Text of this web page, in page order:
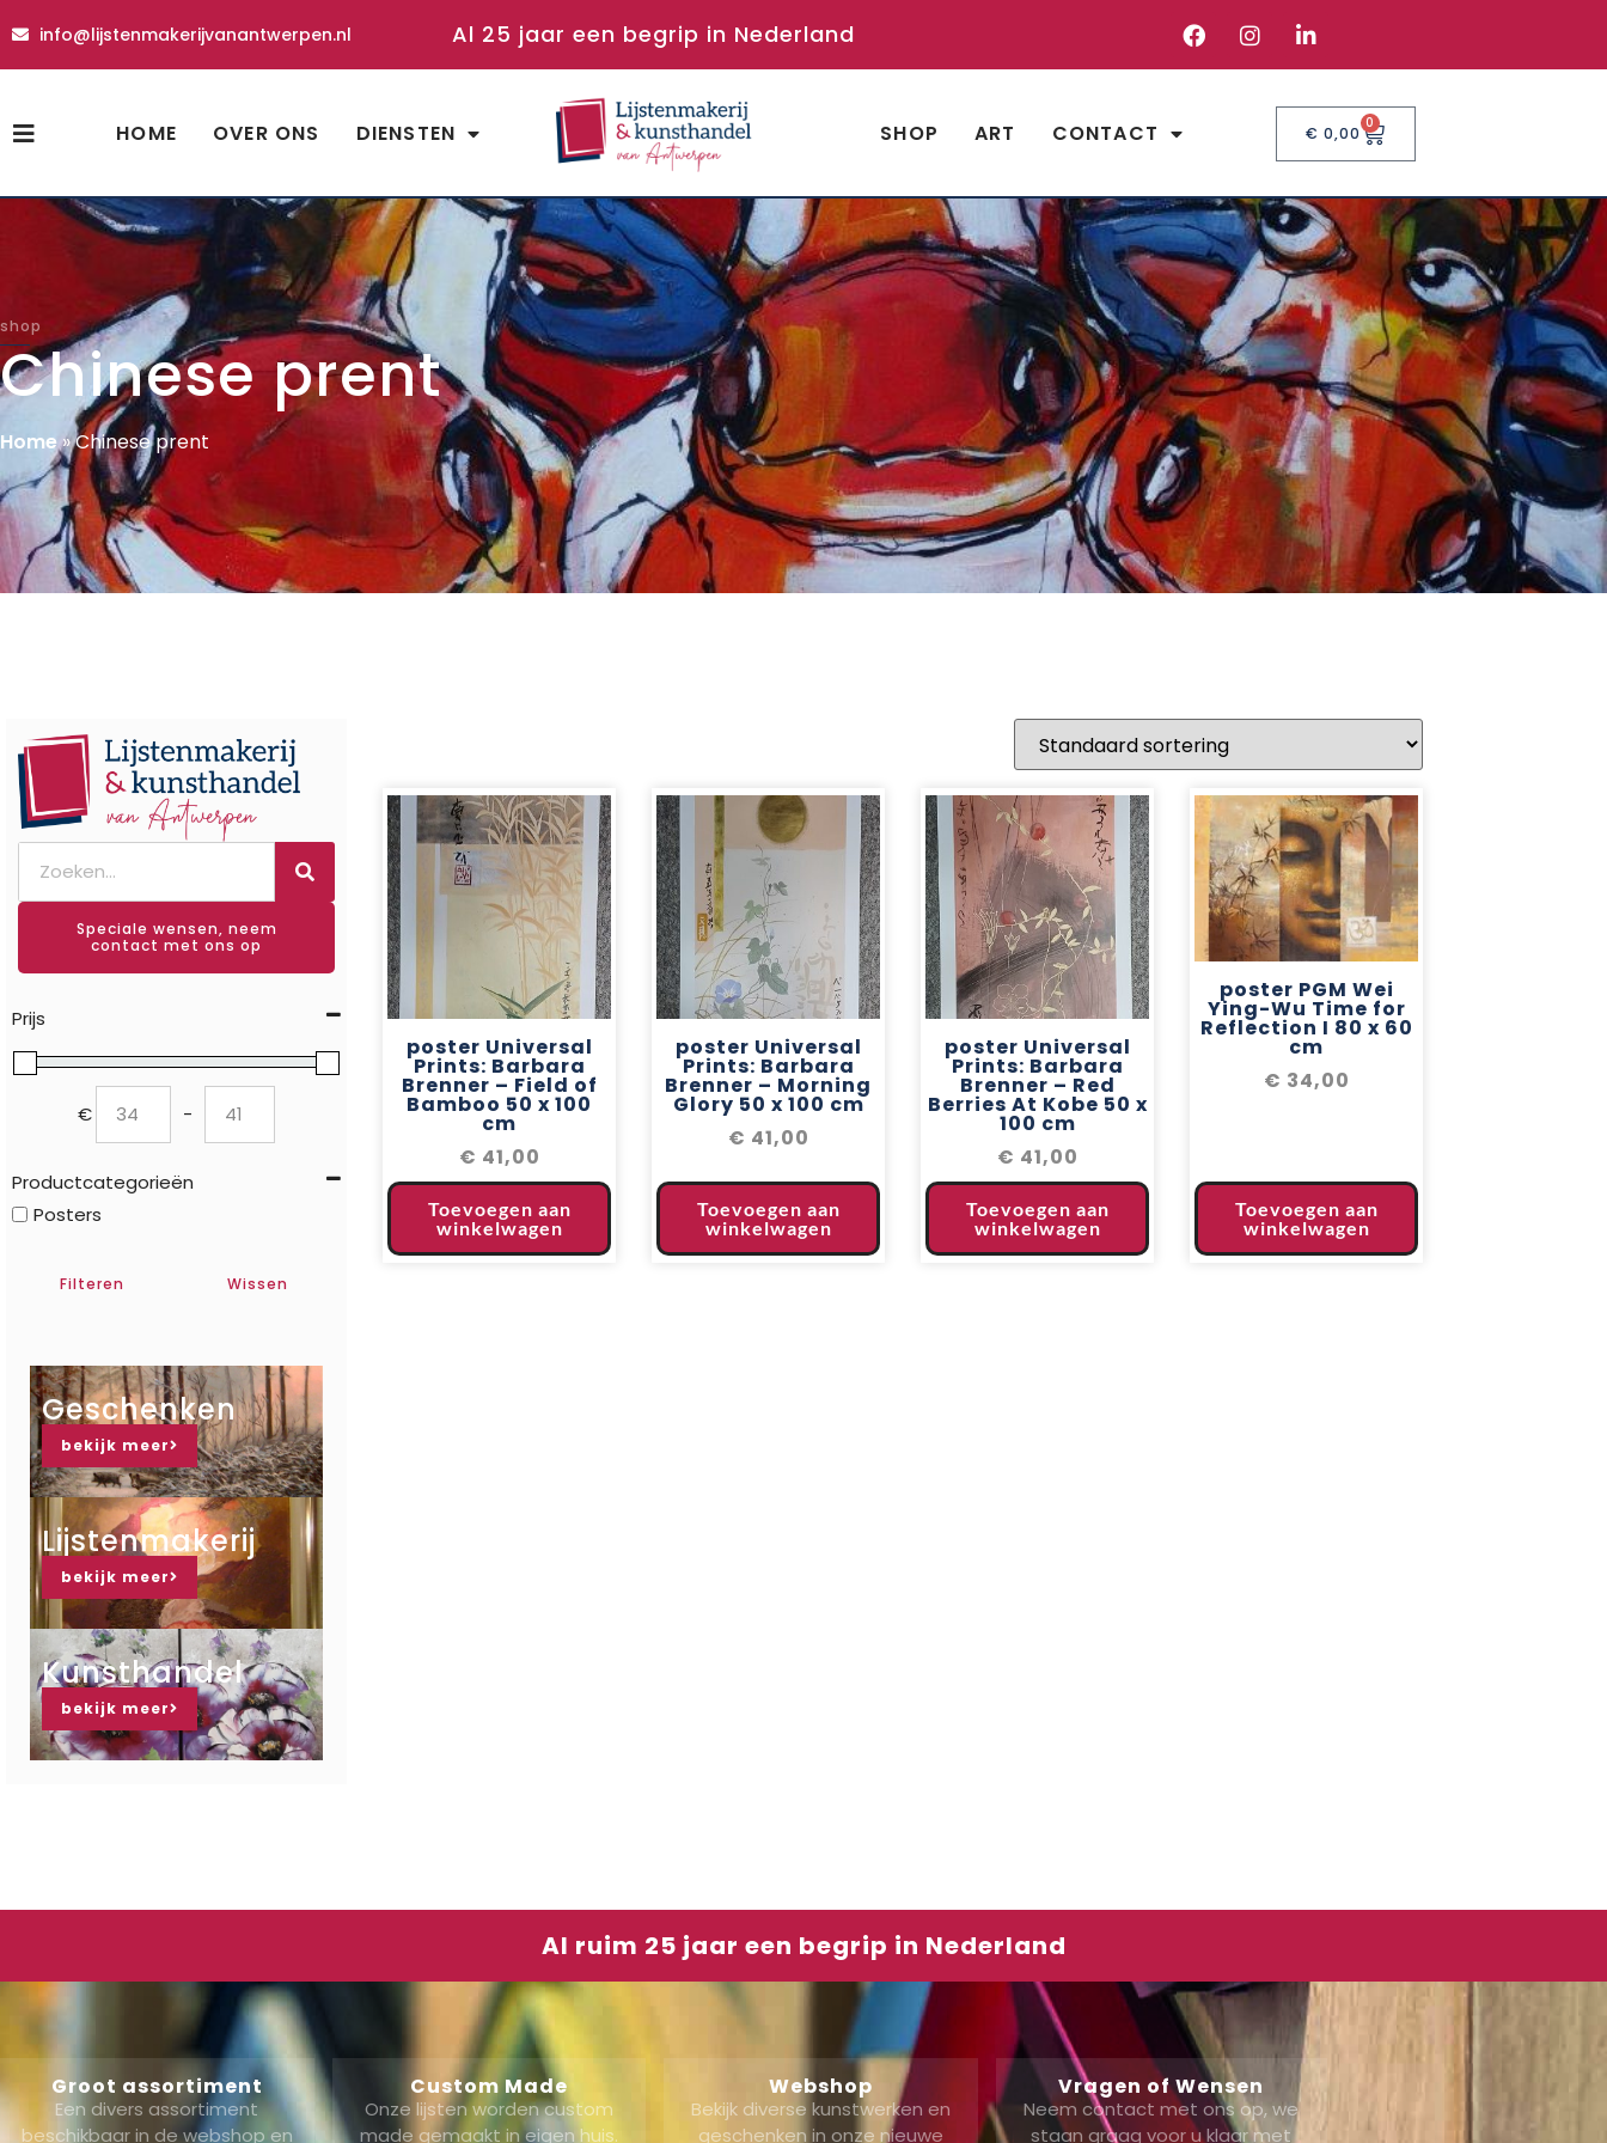
info@lijstenmakerijvanantwerpen.nl Al 25 jaar een begrip in Nederland
HOME OVER ONS DIENSTEN SHOP ART CONTACT € 0,00
0
shop
Chinese prent
Home»Chinese prent
Speciale wensen, neem
contact met ons op
Prijs
€ Minimum Price
-Maximum Price
Productcategorieën
Posters
Filteren Wissen
Geschenken
bekijk meer
Lijstenmakerij
bekijk meer
Kunsthandel
bekijk meer
poster Universal
Prints: Barbara
Brenner – Field of
Bamboo 50 x 100
cm
€ 41,00
Toevoegen aan
winkelwagen
poster Universal
Prints: Barbara
Brenner – Morning
Glory 50 x 100 cm
€ 41,00
Toevoegen aan
winkelwagen
poster Universal
Prints: Barbara
Brenner – Red
Berries At Kobe 50 x
100 cm
€ 41,00
Toevoegen aan
winkelwagen
poster PGM Wei
Ying-Wu Time for
Reflection I 80 x 60
cm
€ 34,00
Toevoegen aan
winkelwagen
Al ruim 25 jaar een begrip in Nederland
Groot assortiment
Een divers assortiment
beschikbaar in de webshop en
Custom Made
Onze lijsten worden custom
made gemaakt in eigen huis.
Webshop
Bekijk diverse kunstwerken en
geschenken in onze nieuwe
Vragen of Wensen
Neem contact met ons op, we
staan graag voor u klaar met